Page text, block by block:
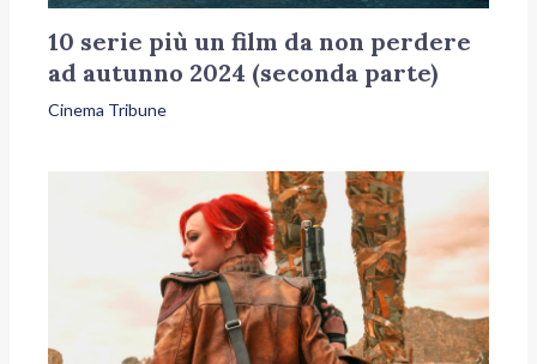
10 serie più un film da non perdere
ad autunno 2024 (seconda parte)
Cinema Tribune